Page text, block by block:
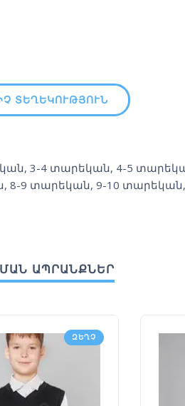
ՏԵՂԵԿՈՒԹՅՈՒՆ
, 3-4 տարեկան, 4-5
, 8-9 տարեկան, 9-10 տարեկան,
ԱՊՐԱՆՔՆԵՐ
ԶԵՂՉ